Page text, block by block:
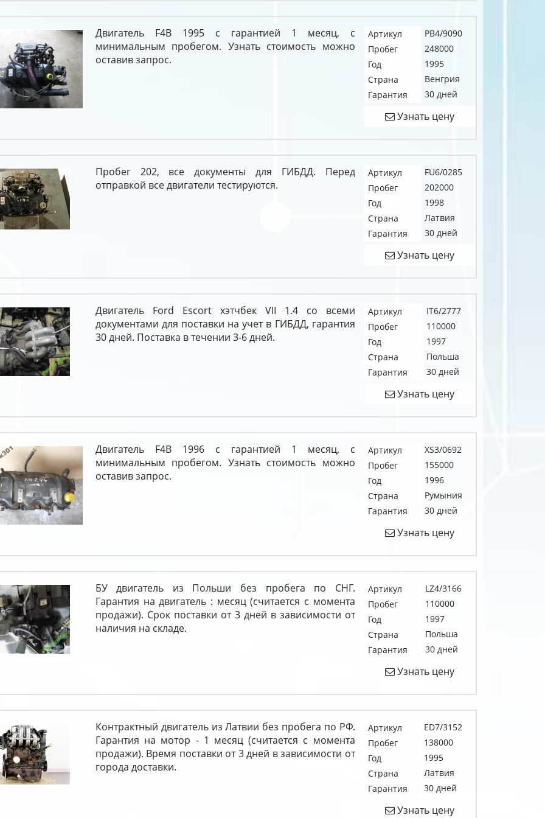
Двигатель F4B 1995 с гарантией 1 месяц, с
минимальным пробегом. Узнать стоимость можно
оставив запрос.
Артикул
PB4/9090
Пробег
248000
Год
1995
Страна
Венгрия
Гарантия
30 дней
Узнать цену
Пробег 202, все документы для ГИБДД. Перед
отправкой все двигатели тестируются.
Артикул
FU6/0285
Пробег
202000
Год
1998
Страна
Латвия
Гарантия
30 дней
Узнать цену
Двигатель Ford Escort хэтчбек VII 1.4 со всеми
документами для поставки на учет в ГИБДД, гарантия
30 дней. Поставка в течении 3-6 дней.
Артикул
IT6/2777
Пробег
110000
Год
1997
Страна
Польша
Гарантия
30 дней
Узнать цену
Двигатель F4B 1996 с гарантией 1 месяц, с
минимальным пробегом. Узнать стоимость можно
оставив запрос.
Артикул
XS3/0692
Пробег
155000
Год
1996
Страна
Румыния
Гарантия
30 дней
Узнать цену
БУ двигатель из Польши без пробега по СНГ.
Гарантия на двигатель : месяц (считается с момента
продажи). Срок поставки от 3 дней в зависимости от
наличия на складе.
Артикул
LZ4/3166
Пробег
110000
Год
1997
Страна
Польша
Гарантия
30 дней
Узнать цену
Контрактный двигатель из Латвии без пробега по РФ.
Гарантия на мотор - 1 месяц (считается с момента
продажи). Время поставки от 3 дней в зависимости от
города доставки.
Артикул
ED7/3152
Пробег
138000
Год
1995
Страна
Латвия
Гарантия
30 дней
Узнать цену